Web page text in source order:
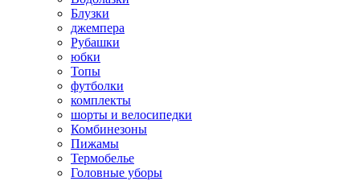
Блузки
джемпера
Рубашки
юбки
Топы
футболки
комплекты
шорты и велосипедки
Комбинезоны
Пижамы
Термобелье
Головные уборы